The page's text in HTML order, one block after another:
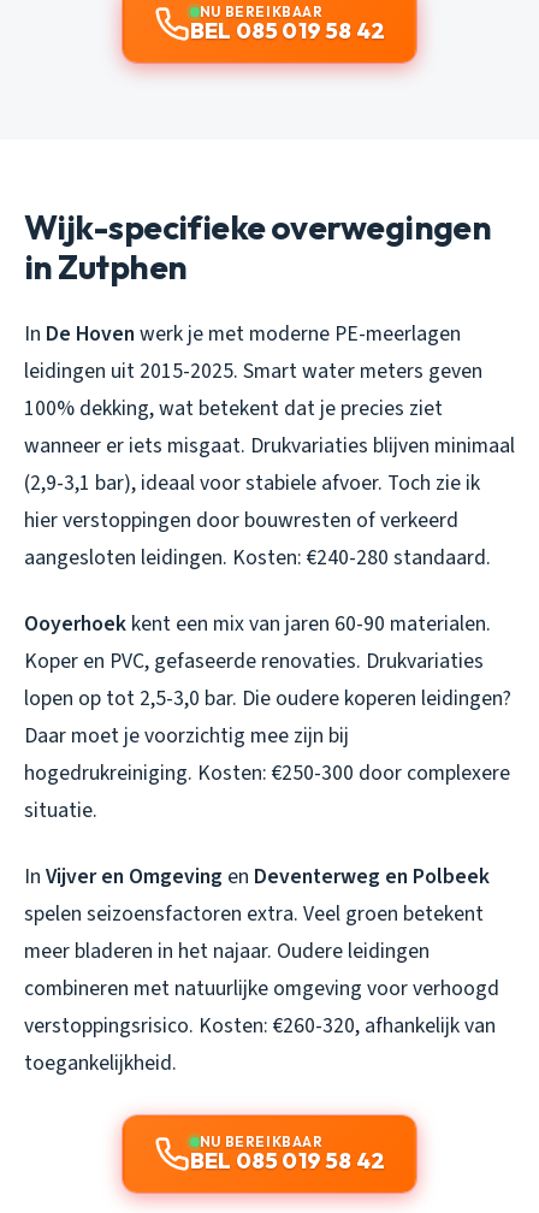
NU BEREIKBAAR
BEL 085 019 58 42
Wijk-specifieke overwegingen
in Zutphen
In De Hoven werk je met moderne PE-meerlagen
leidingen uit 2015-2025. Smart water meters geven
100% dekking, wat betekent dat je precies ziet
wanneer er iets misgaat. Drukvariaties blijven minimaal
(2,9-3,1 bar), ideaal voor stabiele afvoer. Toch zie ik
hier verstoppingen door bouwresten of verkeerd
aangesloten leidingen. Kosten: €240-280 standaard.
Ooyerhoek kent een mix van jaren 60-90 materialen.
Koper en PVC, gefaseerde renovaties. Drukvariaties
lopen op tot 2,5-3,0 bar. Die oudere koperen leidingen?
Daar moet je voorzichtig mee zijn bij
hogedrukreiniging. Kosten: €250-300 door complexere
situatie.
In Vijver en Omgeving en Deventerweg en Polbeek
spelen seizoensfactoren extra. Veel groen betekent
meer bladeren in het najaar. Oudere leidingen
combineren met natuurlijke omgeving voor verhoogd
verstoppingsrisico. Kosten: €260-320, afhankelijk van
toegankelijkheid.
NU BEREIKBAAR
BEL 085 019 58 42